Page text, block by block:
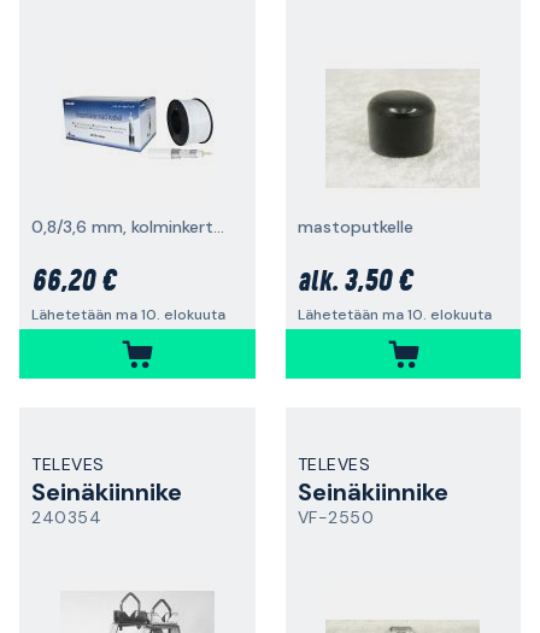
0,8/3,6 mm, kolminkertainen suoja, 100 m
66,20 €
Lähetetään ma 10. elokuuta
mastoputkelle
alk. 3,50 €
Lähetetään ma 10. elokuuta
TELEVES
Seinäkiinnike
240354
TELEVES
Seinäkiinnike
VF-2550